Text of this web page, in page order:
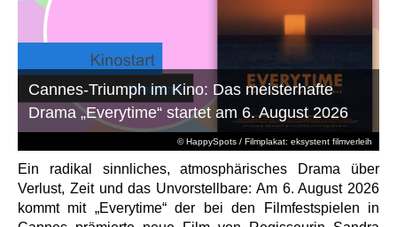
© HappySpots / Filmplakat: eksystent filmverleih
Cannes-Triumph im Kino: Das meisterhafte
Drama „Everytime“ startet am 6. August 2026
Ein radikal sinnliches, atmosphärisches Drama über
Verlust, Zeit und das Unvorstellbare: Am 6. August 2026
kommt mit „Everytime“ der bei den Filmfestspielen in